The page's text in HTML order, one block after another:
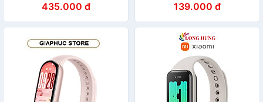
Dụng - Bảo Hành 12 tháng
435.000 đ
Minh Cảm Biến Rung Tự
Động Phù Hợp Người Lớn trẻ
em
139.000 đ